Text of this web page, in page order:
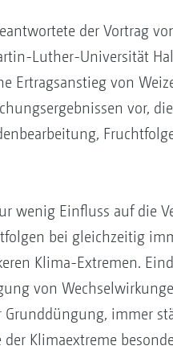
der Vortrag
Luther-Universität
Ertragsanstieg von
vor,
wenig Einfluss auf die
bei gleichzeitig
Klima-Extremen.
von
immer
Klimaextreme